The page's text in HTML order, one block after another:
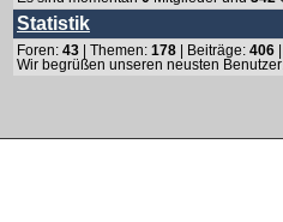
Statistik
Foren: 43 | Themen: 178 | Beiträge: 406
Wir begrüßen unseren neusten